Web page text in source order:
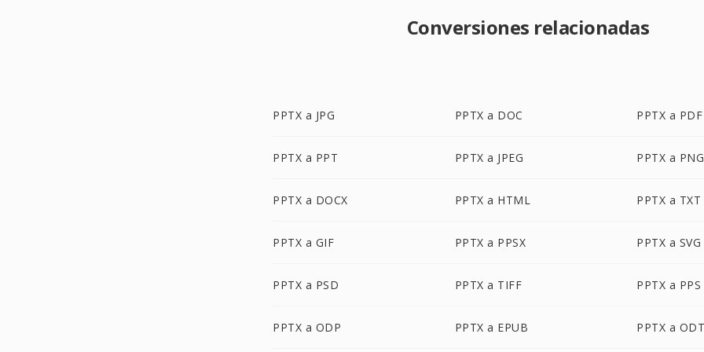
Conversiones relacionadas
PPTX a JPG PPTX a DOC PPTX a PDF
PPTX a PPT PPTX a JPEG PPTX a PNG
PPTX a DOCX PPTX a HTML PPTX a TXT
PPTX a GIF PPTX a PPSX PPTX a SVG
PPTX a PSD PPTX a TIFF PPTX a PPS
PPTX a ODP PPTX a EPUB PPTX a